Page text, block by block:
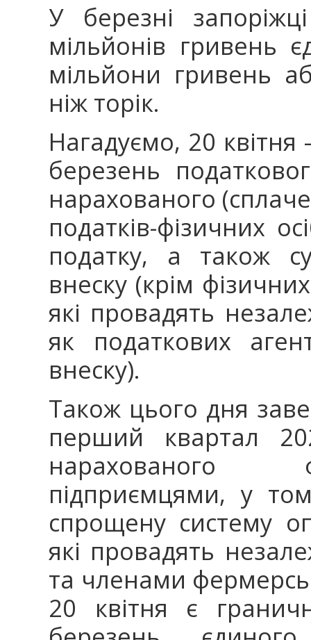
У березні
мільйонів гривень
мільйони гривень
ніж торік.
Нагадуємо, 20
березень
нарахованого
податків-фізичних
податку, а також
внеску (крім
які провадять
як податкових
внеску).
Також цього дня
перший квартал
нарахованого
підприємцями, у
спрощену систему
які провадять
та членами
20 квітня є